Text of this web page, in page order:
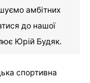
амбітних
до нашої
Юрій Будяк.
спортивна